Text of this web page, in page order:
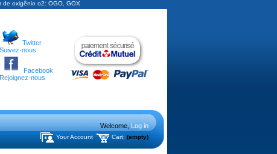
oxigênio o2: OGO, GOX
Twitter
Suivez-nous
Facebook
Rejoignez-nous
Welcome, Log in
Cart: (empty)
Your Account